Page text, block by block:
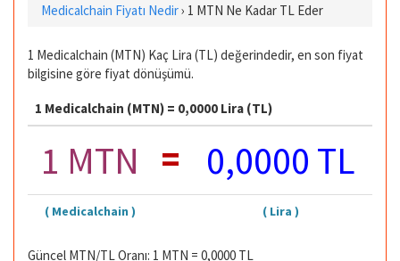
Medicalchain Fiyatı Nedir› 1 MTN Ne Kadar TL Eder
1 Medicalchain (MTN) Kaç Lira (TL) değerindedir, en son fiyat
bilgisine göre fiyat dönüşümü.
1 Medicalchain (MTN) = 0,0000 Lira (TL)
1 MTN = 0,0000 TL
( Medicalchain ) ( Lira )
Güncel MTN/TL Oranı: 1 MTN = 0,0000 TL